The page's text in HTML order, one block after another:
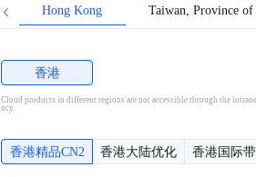
Hong Kong Taiwan, Province of
香港
Cloud products in different regions are not accessible through the
ncy.
香港精品CN2 香港大陆优化 香港国际